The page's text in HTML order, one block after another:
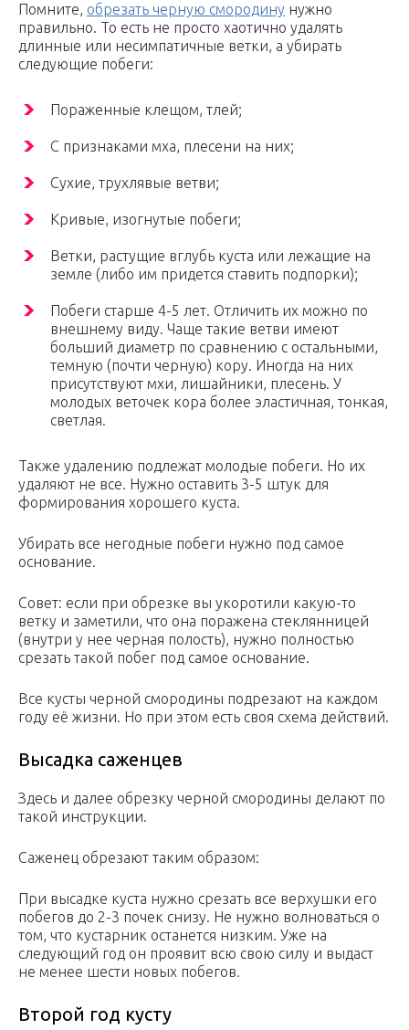
Помните, обрезать черную смородину нужно
правильно. То есть не просто хаотично удалять
длинные или несимпатичные ветки, а убирать
следующие побеги:
Пораженные клещом, тлей;
С признаками мха, плесени на них;
Сухие, трухлявые ветви;
Кривые, изогнутые побеги;
Ветки, растущие вглубь куста или лежащие на
земле (либо им придется ставить подпорки);
Побеги старше 4-5 лет. Отличить их можно по
внешнему виду. Чаще такие ветви имеют
больший диаметр по сравнению с остальными,
темную (почти черную) кору. Иногда на них
присутствуют мхи, лишайники, плесень. У
молодых веточек кора более эластичная, тонкая,
светлая.
Также удалению подлежат молодые побеги. Но их
удаляют не все. Нужно оставить 3-5 штук для
формирования хорошего куста.
Убирать все негодные побеги нужно под самое
основание.
Совет: если при обрезке вы укоротили какую-то
ветку и заметили, что она поражена стеклянницей
(внутри у нее черная полость), нужно полностью
срезать такой побег под самое основание.
Все кусты черной смородины подрезают на каждом
году её жизни. Но при этом есть своя схема действий.
Высадка саженцев
Здесь и далее обрезку черной смородины делают по
такой инструкции.
Саженец обрезают таким образом:
При высадке куста нужно срезать все верхушки его
побегов до 2-3 почек снизу. Не нужно волноваться о
том, что кустарник останется низким. Уже на
следующий год он проявит всю свою силу и выдаст
не менее шести новых побегов.
Второй год кусту